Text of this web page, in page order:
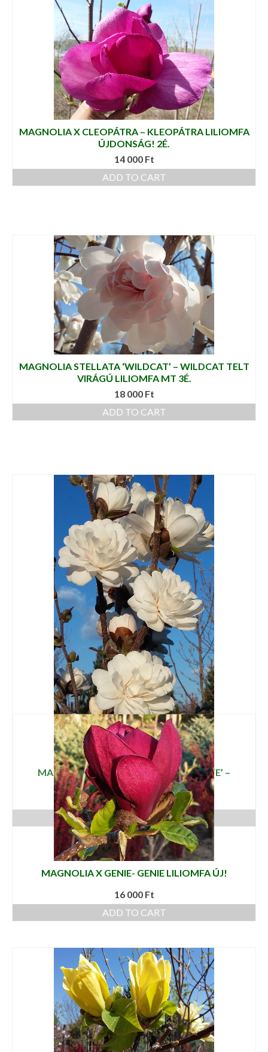
MAGNOLIA X CLEOPÁTRA – KLEOPÁTRA LILIOMFA
ÚJDONSÁG! 2É.
14 000 Ft
ADD TO CART
MAGNOLIA STELLATA ‘WILDCAT’ – WILDCAT TELT
VIRÁGÚ LILIOMFA MT 3É.
18 000 Ft
ADD TO CART
MAGNOLIA STELLATA ‘MAG’S PIRUETTE’ –
TÖMVETELT VIRÁGÚ LILIOMFA
16 000Ft
ADD TO CART
MAGNOLIA X GENIE- GENIE LILIOMFA ÚJ!
16 000 Ft
ADD TO CART